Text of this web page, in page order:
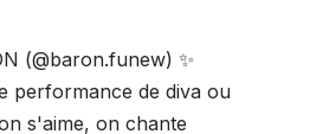
(@baron.funew) ✨
performance de diva ou
s'aime, on chante